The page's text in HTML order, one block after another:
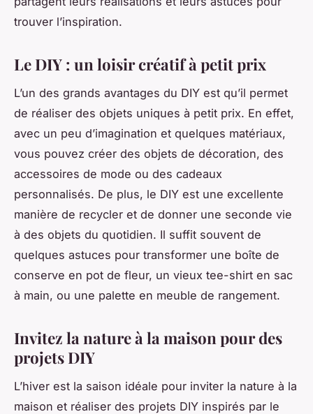
trouver l’inspiration.
Le DIY : un loisir créatif à petit prix
L’un des grands avantages du DIY est qu’il permet
de réaliser des objets uniques à petit prix. En effet,
avec un peu d’imagination et quelques matériaux,
vous pouvez créer des objets de décoration, des
accessoires de mode ou des cadeaux
personnalisés. De plus, le DIY est une excellente
manière de recycler et de donner une seconde vie
à des objets du quotidien. Il suffit souvent de
quelques astuces pour transformer une boîte de
conserve en pot de fleur, un vieux tee-shirt en sac
à main, ou une palette en meuble de rangement.
Invitez la nature à la maison pour des
projets DIY
L’hiver est la saison idéale pour inviter la nature à la
maison et réaliser des projets DIY inspirés par le